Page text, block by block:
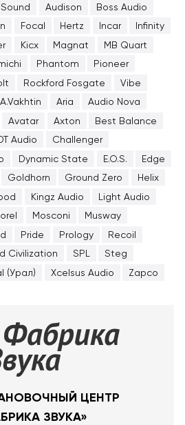
Audison
Boss Audio
Focal Hertz Incar
Infinity
Kicx Magnat
MB Quart
Phantom
Pioneer
Rockford Fosgate
Vibe
Aria
Audio Nova
Avatar Axton
Best Balance
Audio
Challenger
Dynamic State E.O.S.
Edge
Goldhorn Ground Zero
Helix
Kingz Audio
Light Audio
Mosconi
Musway
Pride Prology
Recoil
Civilization SPL
Steg
(Урал) Xcelsus Audio Zapco
ЦЕНТР
ЗВУКА»